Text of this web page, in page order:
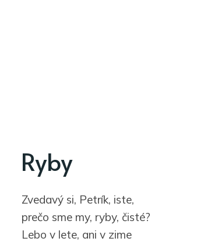
Ryby
Zvedavý si, Petrík, iste,
prečo sme my, ryby, čisté?
Lebo v lete, ani v zime